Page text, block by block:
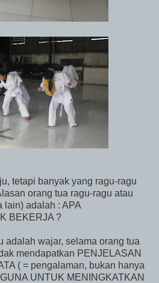
tetapi banyak yang ragu-ragu
orang tua ragu-ragu atau
lain) adalah : APA
BEKERJA ?
adalah wajar, selama orang tua
mendapatkan PENJELASAN
( = pengalaman, bukan hanya
UNTUK MENINGKATKAN